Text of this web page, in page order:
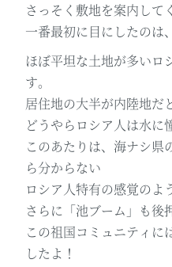
さっそく敷地を案内して
一番最初に目にしたのは
ほぼ平坦な土地が多いロ
す。
居住地の大半が内陸地だ
どうやらロシア人は水
このあたりは、海ナシ県
ら分からない
ロシア人特有の感覚の
さらに「池ブーム」も後
この祖国コミュニティに
したよ！